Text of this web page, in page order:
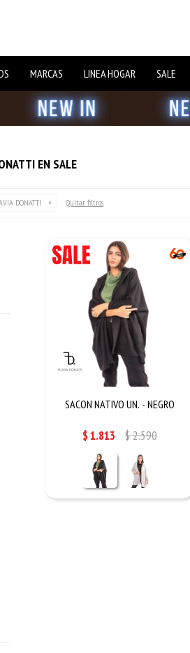
MARCAS LINEA HOGAR SALE
EN SALE
DONATTI Quitar filtros
SACON NATIVO UN. - NEGRO
$1.813 $2.590